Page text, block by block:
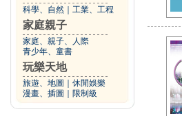
科學、自然 工業、工程
家庭親子
家庭、親子、人際
青少年、童書
玩樂天地
旅遊、地圖
休閒娛樂
漫畫、插圖
限制級